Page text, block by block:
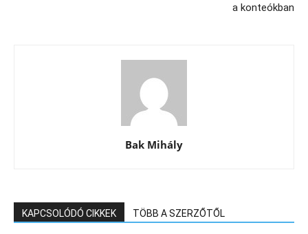
a konteókban
Bak Mihály
KAPCSOLÓDÓ CIKKEK TÖBB A SZERZŐTŐL